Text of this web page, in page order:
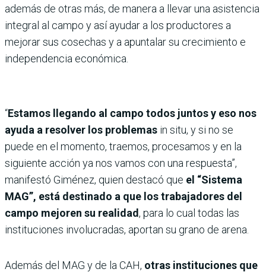
además de otras más, de manera a llevar una asistencia
integral al campo y así ayudar a los productores a
mejorar sus cosechas y a apuntalar su crecimiento e
independencia económica.
“Estamos llegando al campo todos juntos y eso nos
ayuda a resolver los problemas in situ, y si no se
puede en el momento, traemos, procesamos y en la
siguiente acción ya nos vamos con una respuesta”,
manifestó Giménez, quien destacó que el “Sistema
MAG”, está destinado a que los trabajadores del
campo mejoren su realidad, para lo cual todas las
instituciones involucradas, aportan su grano de arena.
Además del MAG y de la CAH, otras instituciones que